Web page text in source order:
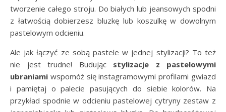
tworzenie całego stroju. Do białych lub jeansowych spodni
z łatwością dobierzesz bluzkę lub koszulkę w dowolnym
pastelowym odcieniu.
Ale jak łączyć ze sobą pastele w jednej stylizacji? To też
nie jest trudne! Budując stylizacje z pastelowymi
ubraniami wspomóż się instagramowymi profilami gwiazd
i pamiętaj o palecie pasujących do siebie kolorów. Na
przykład spodnie w odcieniu pastelowej cytryny zestaw z